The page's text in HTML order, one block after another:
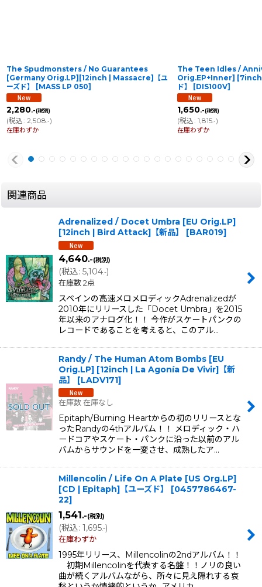
The Spudmonsters / No Guarantees
[Germany Orig.LP][12inch | Massacre]【ユ
ーズド】
[MASS LP 050]
2,280.-(税別)
(税込: 2,508 .-)
在庫わずか
The Teen Idles /
Orig.EP+Inner] [7inch
ド】
[DIS100V]
1,650.-(税別)
(税込: 1,815.-)
在庫わずか
関連商品
Adrenalized / Docet Umbra [EU Orig.LP]
[12inch | Bird Attack]【新品】
[BAR019]
4,640.-(税別)
(税込: 5,104.-)
在庫数 2点
スペインの高速メロメロディックAdrenalizedが
2010年にリリースした「Docet Umbra」を2015
年以来のアナログ化！！ 今作がスケートパンクの
レコードであることを考えると、このアル…
Randy / The Human Atom Bombs [EU
Orig.LP] [12inch | La Agonía De Vivir]【新
品】
[LADV171]
在庫数 在庫なし
Epitaph/Burning Heartからの初のリリースとな
ったRandyの4thアルバム！！ メロディック・ハ
ードコアやスケート・パンクに沿った以前のアル
バムからサウンドを一変させ、成熟したア…
Millencolin / Life On A Plate [US Org.LP]
[CD | Epitaph]【ユーズド】
[0457786467-
22]
1,541.-(税別)
(税込: 1,695.-)
在庫わずか
1995年リリース、Millencolinの2ndアルバム！！
初期Millencolinを代表する名盤！！ノリの良い
曲が続くアルバムながら、所々に見え隠れする哀